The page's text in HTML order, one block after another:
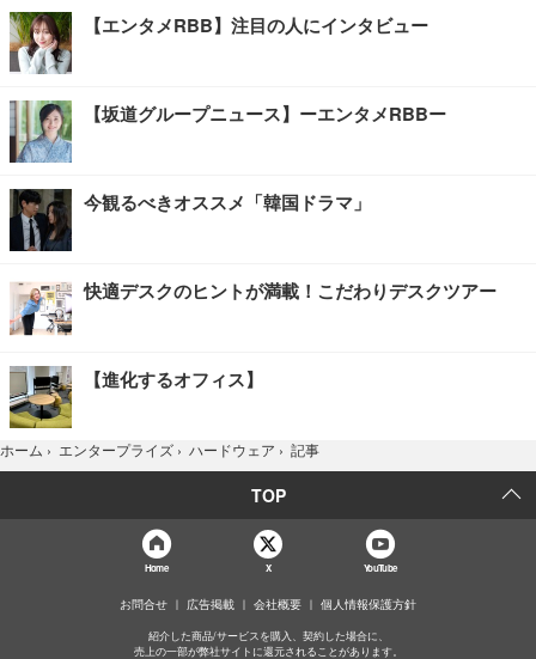
【エンタメRBB】注目の人にインタビュー
【坂道グループニュース】ーエンタメRBBー
今観るべきオススメ「韓国ドラマ」
快適デスクのヒントが満載！こだわりデスクツアー
【進化するオフィス】
ホーム › エンタープライズ › ハードウェア › 記事
TOP
Home X YouTube
お問合せ 広告掲載 会社概要 個人情報保護方針
紹介した商品/サービスを購入、契約した場合に、
売上の一部が弊社サイトに還元されることがあります。